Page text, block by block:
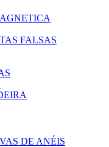
FALSAS
DE ANÉIS